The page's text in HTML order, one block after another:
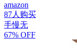
amazon
87人购买
手慢无
67% OFF